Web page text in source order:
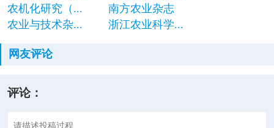
农机化研究（...
南方农业杂志
农业与技术杂...
浙江农业科学...
网友评论
评论：